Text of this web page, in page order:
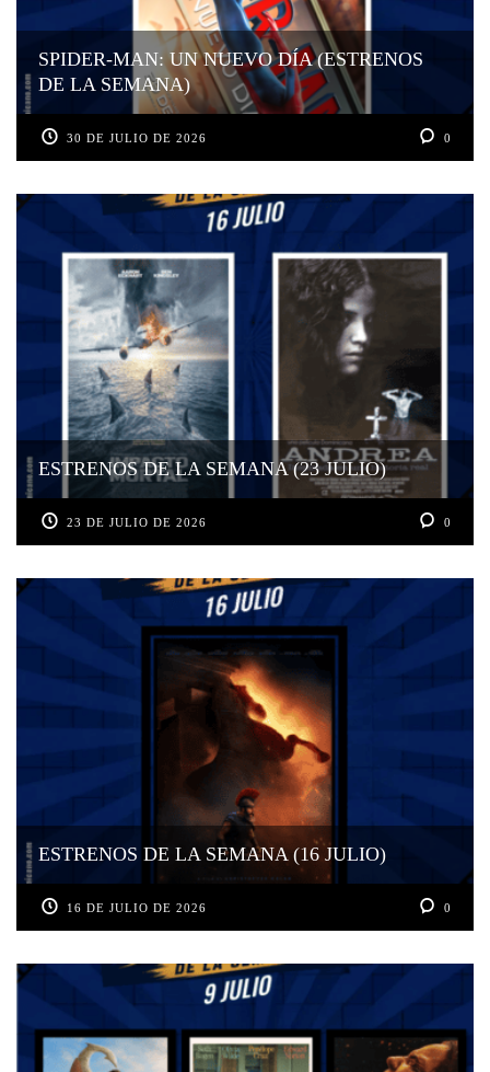
SPIDER-MAN: UN NUEVO DÍA (ESTRENOS
DE LA SEMANA)
30 DE JULIO DE 2026 0
ESTRENOS DE LA SEMANA (23 JULIO)
23 DE JULIO DE 2026 0
ESTRENOS DE LA SEMANA (16 JULIO)
16 DE JULIO DE 2026 0